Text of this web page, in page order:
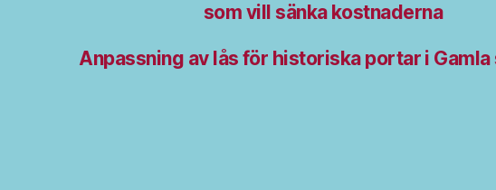
som vill sänka kostnaderna
Anpassning av lås för historiska portar i Gamla